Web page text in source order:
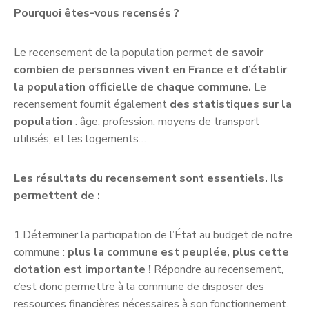
Pourquoi êtes-vous recensés ?
Le recensement de la population permet de savoir
combien de personnes vivent en France et d’établir
la population officielle de chaque commune. Le
recensement fournit également des statistiques sur la
population : âge, profession, moyens de transport
utilisés, et les logements…
Les résultats du recensement sont essentiels. Ils
permettent de :
1.Déterminer la participation de l’État au budget de notre
commune : plus la commune est peuplée, plus cette
dotation est importante ! Répondre au recensement,
c’est donc permettre à la commune de disposer des
ressources financières nécessaires à son fonctionnement.